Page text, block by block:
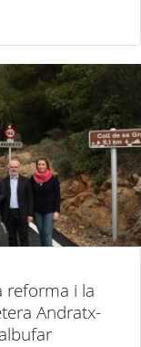
reforma i la
Andratx-